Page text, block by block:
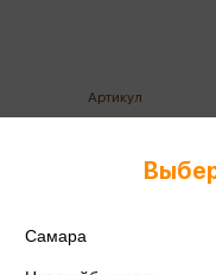
Артикул
Самара